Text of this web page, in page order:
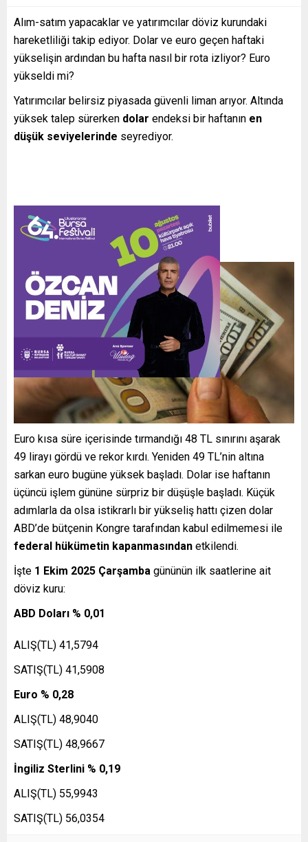
Alım-satım yapacaklar ve yatırımcılar döviz kurundaki
hareketliliği takip ediyor. Dolar ve euro geçen haftaki
yükselişin ardından bu hafta nasıl bir rota izliyor? Euro
yükseldi mi?
Yatırımcılar belirsiz piyasada güvenli liman arıyor. Altında
yüksek talep sürerken dolar endeksi bir haftanın en
düşük seviyelerinde seyrediyor.
Euro kısa süre içerisinde tırmandığı 48 TL sınırını aşarak
49 lirayı gördü ve rekor kırdı. Yeniden 49 TL’nin altına
sarkan euro bugüne yüksek başladı. Dolar ise haftanın
üçüncü işlem gününe sürpriz bir düşüşle başladı. Küçük
adımlarla da olsa istikrarlı bir yükseliş hattı çizen dolar
ABD’de bütçenin Kongre tarafından kabul edilmemesi ile
federal hükümetin kapanmasından etkilendi.
İşte 1 Ekim 2025 Çarşamba gününün ilk saatlerine ait
döviz kuru:
ABD Doları % 0,01
ALIŞ(TL) 41,5794
SATIŞ(TL) 41,5908
Euro % 0,28
ALIŞ(TL) 48,9040
SATIŞ(TL) 48,9667
İngiliz Sterlini % 0,19
ALIŞ(TL) 55,9943
SATIŞ(TL) 56,0354